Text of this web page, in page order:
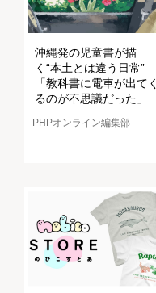
沖縄発の児童書が描
く“本土とは違う日常”
「教科書に電車が出てく
るのが不思議だった」
PHPオンライン編集部